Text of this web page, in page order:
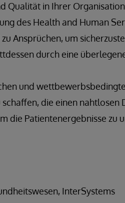
Qualität in Ihrer
des Health and Human
Ansprüchen, um
durch eine
und
die einen nahtlosen
die Patientenergebnisse zu
InterSystems